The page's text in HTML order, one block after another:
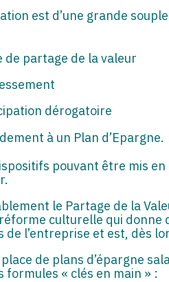
est d’une grande
de partage de la valeur
dérogatoire
à un Plan d’Epargne.
pouvant être mis
le Partage de la
culturelle qui donne
de l’entreprise et est, dès
place de plans d’épargne
formules « clés en main » :